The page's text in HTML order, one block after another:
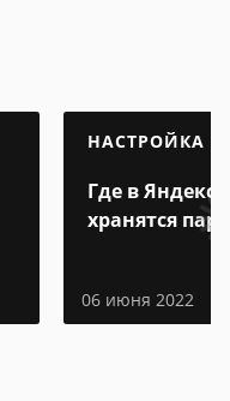
НАСТРОЙКА
Где в Яндекс
хранятся
06 июня 2022